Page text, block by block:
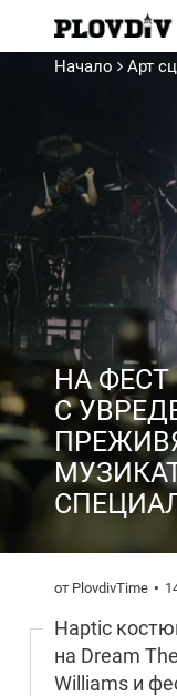
Начало Арт
НА
С
от PlovdivTime
Haptic
на Dream
Williams и